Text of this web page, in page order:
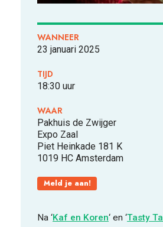
OVER
FOOD PIONEERS
WANNEER
23 januari 2025
TIJD
18:30 uur
WAAR
Pakhuis de Zwijger
Expo Zaal
Piet Heinkade 181 K
1019 HC Amsterdam
Meld je aan!
Na ‘Kaf en Koren‘ en ‘Tasty